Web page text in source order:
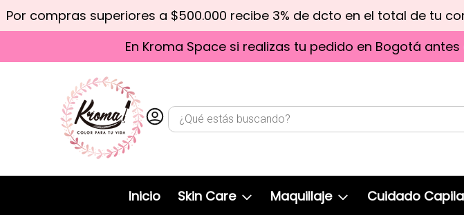
Por compras superiores a $500.000 recibe 3% de dcto en el total de tu
En Kroma Space si realizas tu pedido en Bogotá antes
Inicio Skin Care Maquillaje Cuidado